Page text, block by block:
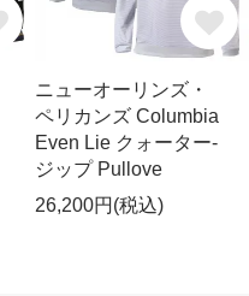
ニューオーリンズ・
ペリカンズ Columbia
Even Lie クォーター-
ジップ Pullove
26,200円(税込)